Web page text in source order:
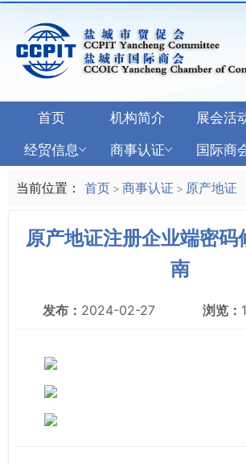
首页 机构简介 展会活
经贸信息
商事认证 国际商
当前位置： 首页 > 商事认证 > 原产地证
原产地证注册企业端密码
南
发布： 2024-02-27 浏览：